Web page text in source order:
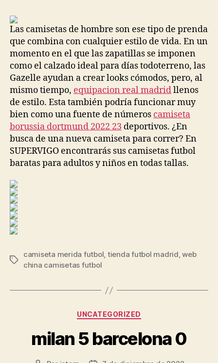
Las camisetas de hombre son ese tipo de prenda
que combina con cualquier estilo de vida. En un
momento en el que las zapatillas se imponen
como el calzado ideal para días todoterreno, las
Gazelle ayudan a crear looks cómodos, pero, al
mismo tiempo, equipacion real madridllenos
de estilo. Esta también podría funcionar muy
bien como una fuente de números camiseta
borussia dortmund 2022 23 deportivos. ¿En
busca de una nueva camiseta para correr? En
SUPERVIGO encontrarás sus camisetas futbol
baratas para adultos y niños en todas tallas.
Etiquetas
camiseta merida futbol, tienda futbol madrid,web
china camisetas futbol
Categorías
UNCATEGORIZED
milan 5 barcelona 0